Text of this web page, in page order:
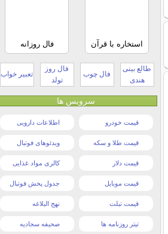
استخاره با قرآن فال روزانه
طالع بینی
هندی
فال چوب
فال روز
تولد
تعبیر خواب
سرویس ها
قیمت خودرو اطلاعات دارویی
قیمت طلا و سکه ویدئوهای فوتبال
قیمت دلار کالری مواد غذایی
قیمت موبایل جدول پخش فوتبال
قیمت تبلت نهج البلاغه
تیتر روزنامه ها صحیفه سجادیه